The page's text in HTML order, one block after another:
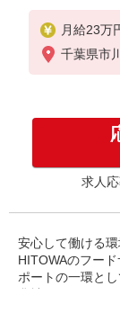
月給23万
※給与は
千葉県市
求人
安心して働ける環
HITOWAのフー
ポートの一環と
学べる実務研修